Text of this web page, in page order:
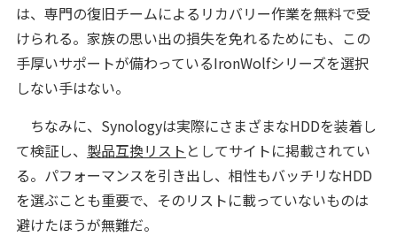
は、専門の復旧チームによるリカバリー作業を無料で受
けられる。家族の思い出の損失を免れるためにも、この
手厚いサポートが備わっているIronWolfシリーズを選択
しない手はない。
ちなみに、Synologyは実際にさまざまなHDDを装着し
て検証し、 製品互換リスト としてサイトに掲載されてい
る。パフォーマンスを引き出し、相性もバッチリなHDD
を選ぶことも重要で、そのリストに載っていないものは
避けたほうが無難だ。